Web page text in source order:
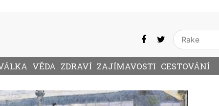
VĚDA ZDRAVÍ ZAJÍMAVOSTI CESTOVÁNÍ